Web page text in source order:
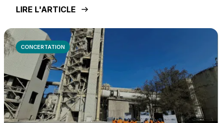
LIRE L'ARTICLE
CONCERTATION